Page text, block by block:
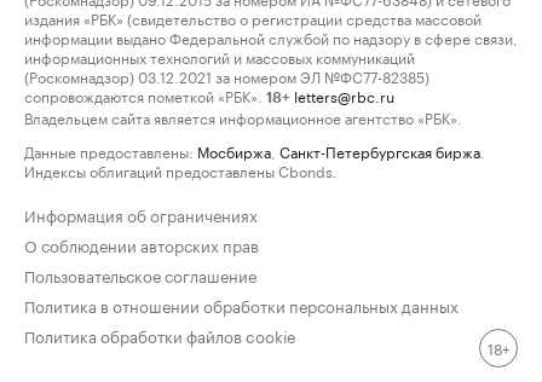
издания «РБК» (свидетельство о регистрации средства массовой
информации выдано Федеральной службой по надзору в сфере связи,
информационных технологий и массовых коммуникаций
(Роскомнадзор) 03.12.2021 за номером ЭЛ №ФС77-82385)
сопровождаются пометкой «РБК».
18+ letters@rbc.ru
Владельцем сайта является информационное агентство «РБК».
Данные предоставлены: Мосбиржа Санкт-Петербургская биржа
Индексы облигаций предоставлены Cbonds.
Информация об ограничениях
О соблюдении авторских прав
Пользовательское соглашение
Политика в отношении обработки персональных данных
Политика обработки файлов cookie
18+